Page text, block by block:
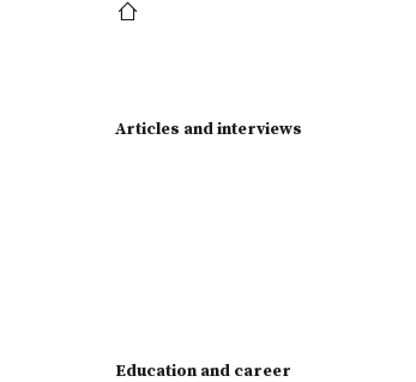
Articles and interviews
Education and career